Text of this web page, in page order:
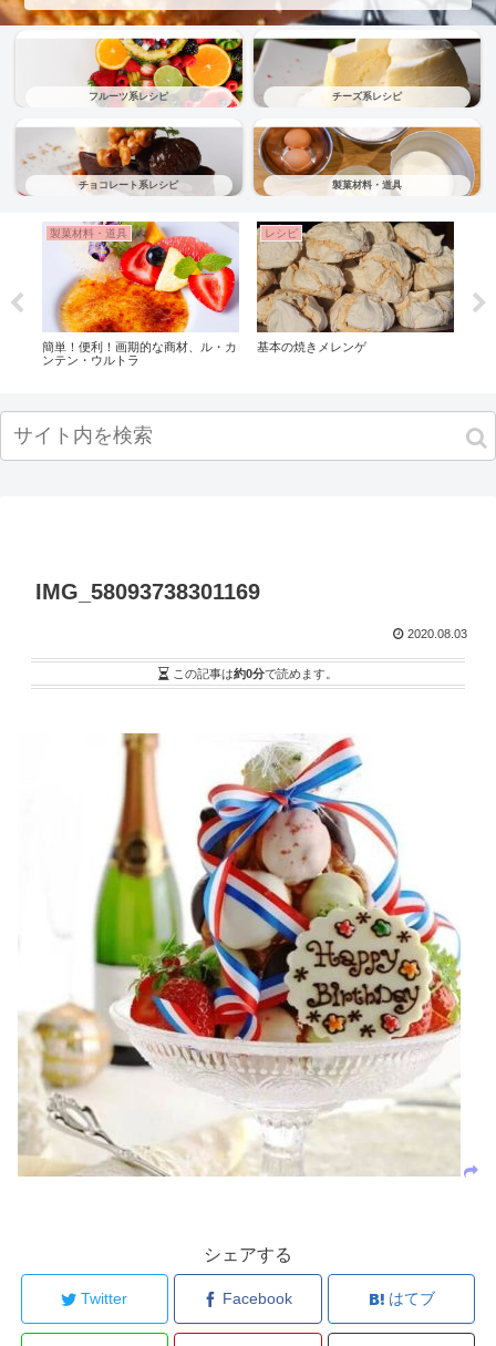
フルーツ系レシピ チーズ系レシピ
チョコレート系レシピ 製菓材料・道具
製菓材料・道具
簡単！便利！画期的な商材、ル・カ
ンテン・ウルトラ
レシピ
基本の焼きメレンゲ
IMG_58093738301169
2020.08.03
この記事は約0分で読めます。
シェアする
Twitter Facebook はてブ